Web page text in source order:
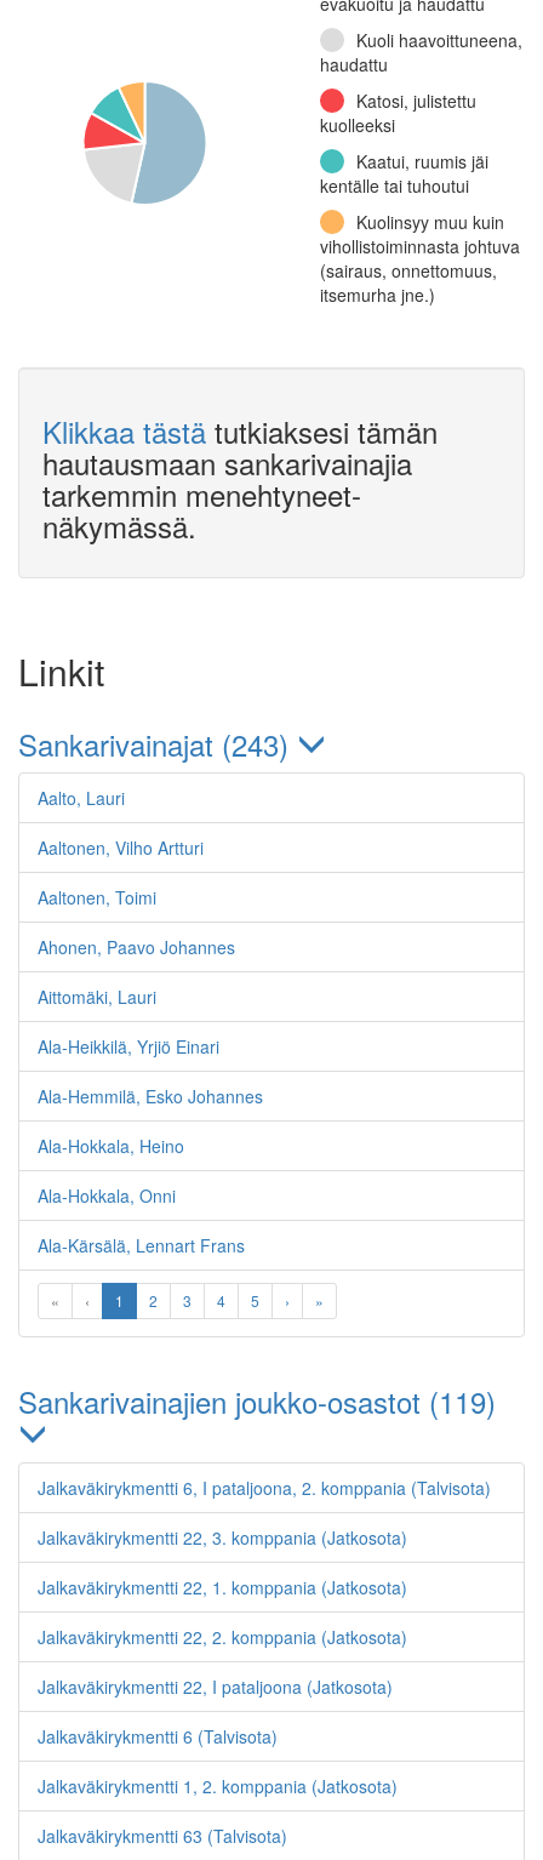
Kuoli haavoittuneena,
haudattu
Katosi, julistettu
kuolleeksi
Kaatui, ruumis jäi
kentälle tai tuhoutui
Kuolinsyy muu kuin
vihollistoiminnasta johtuva
(sairaus, onnettomuus,
itsemurha jne.)
Klikkaa tästä tutkiaksesi tämän
hautausmaan sankarivainajia
tarkemmin menehtyneet-
näkymässä.
Linkit
Sankarivainajat (243)
Aalto, Lauri
Aaltonen, Vilho Artturi
Aaltonen, Toimi
Ahonen, Paavo Johannes
Aittomäki, Lauri
Ala-Heikkilä, Yrjiö Einari
Ala-Hemmilä, Esko Johannes
Ala-Hokkala, Heino
Ala-Hokkala, Onni
Ala-Kärsälä, Lennart Frans
« ‹ 1 2 3 4 5 › »
Sankarivainajien joukko-osastot (119)
Jalkaväkirykmentti 6, I pataljoona, 2. komppania (Talvisota)
Jalkaväkirykmentti 22, 3. komppania (Jatkosota)
Jalkaväkirykmentti 22, 1. komppania (Jatkosota)
Jalkaväkirykmentti 22, 2. komppania (Jatkosota)
Jalkaväkirykmentti 22, I pataljoona (Jatkosota)
Jalkaväkirykmentti 6 (Talvisota)
Jalkaväkirykmentti 1, 2. komppania (Jatkosota)
Jalkaväkirykmentti 63 (Talvisota)